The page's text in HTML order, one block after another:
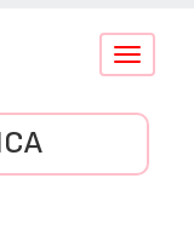
Conmutar